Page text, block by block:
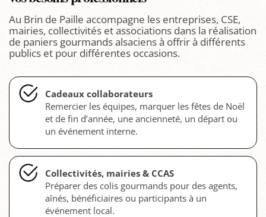
Au Brin de Paille accompagne les entreprises, CSE,
mairies, collectivités et associations dans la réalisation
de paniers gourmands alsaciens à offrir à différents
publics et pour différentes occasions.
Cadeaux collaborateurs
Remercier les équipes, marquer les fêtes de Noël
et de fin d’année, une ancienneté, un départ ou
un événement interne.
Collectivités, mairies & CCAS
Préparer des colis gourmands pour des agents,
aînés, bénéficiaires ou participants à un
événement local.